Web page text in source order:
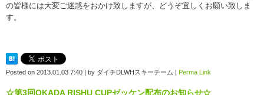
の皆様には大変ご迷惑をおかけ致しますが、どうぞ宜しくお願い致しま
す。
Posted on 2013.01.03 7:40 | by ダイチDLWHスキーチーム | Perma Link
☆第3回OKADA RISHU CUPゼッケン配布のお知らせ☆